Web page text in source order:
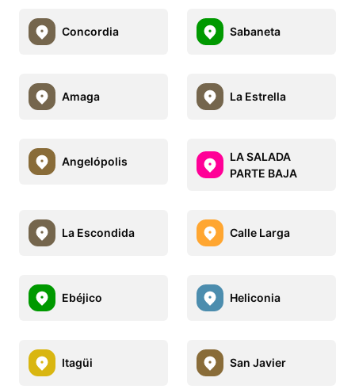
Concordia Sabaneta
Amaga La Estrella
Angelópolis
LA SALADA
PARTE BAJA
La Escondida Calle Larga
Ebéjico Heliconia
Itagüi San Javier